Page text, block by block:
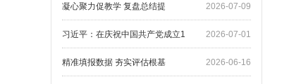
2026-07-09
凝心聚力促教学 复盘总结提
2026-07-01
习近平：在庆祝中国共产党成立1
2026-06-16
精准填报数据 夯实评估根基